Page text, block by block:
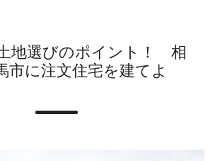
地選びのポイント！ 相
市に注文住宅を建てよ